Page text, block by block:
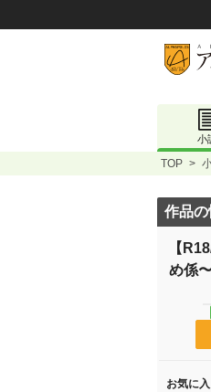
小
TOP >
作品の
【
め係
お気に入